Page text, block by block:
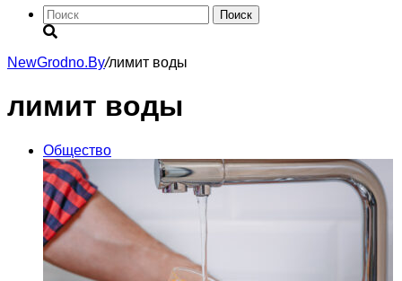
Поиск
NewGrodno.By/лимит воды
лимит воды
Общество